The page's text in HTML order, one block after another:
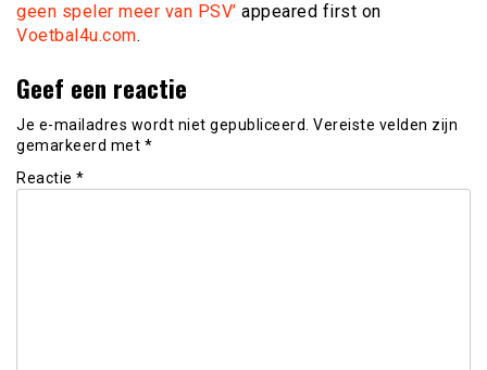
geen speler meer van PSV’ appeared first on
Voetbal4u.com.
Geef een reactie
Je e-mailadres wordt niet gepubliceerd. Vereiste velden zijn
gemarkeerd met *
Reactie *